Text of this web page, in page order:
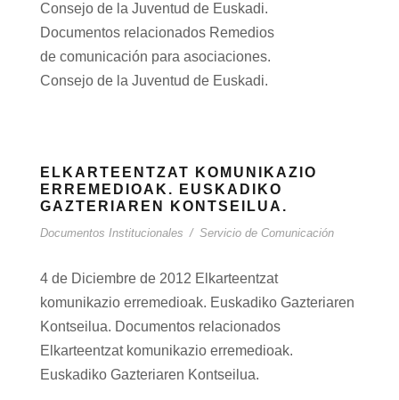
Consejo de la Juventud de Euskadi.
Documentos relacionados Remedios
de comunicación para asociaciones.
Consejo de la Juventud de Euskadi.
ELKARTEENTZAT KOMUNIKAZIO
ERREMEDIOAK. EUSKADIKO
GAZTERIAREN KONTSEILUA.
Documentos Institucionales / Servicio de Comunicación
4 de Diciembre de 2012 Elkarteentzat
komunikazio erremedioak. Euskadiko Gazteriaren
Kontseilua. Documentos relacionados
Elkarteentzat komunikazio erremedioak.
Euskadiko Gazteriaren Kontseilua.